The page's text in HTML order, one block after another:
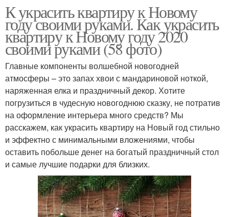
К украсить квартиру к Новому
году своими руками. Как украсить
квартиру к Новому году 2020
своими руками (58 фото)
Главные компоненты волшебной новогодней
атмосферы – это запах хвои с мандариновой ноткой,
наряженная елка и праздничный декор. Хотите
погрузиться в чудесную новогоднюю сказку, не потратив
на оформление интерьера много средств? Мы
расскажем, как украсить квартиру на Новый год стильно
и эффектно с минимальными вложениями, чтобы
оставить побольше денег на богатый праздничный стол
и самые лучшие подарки для близких.